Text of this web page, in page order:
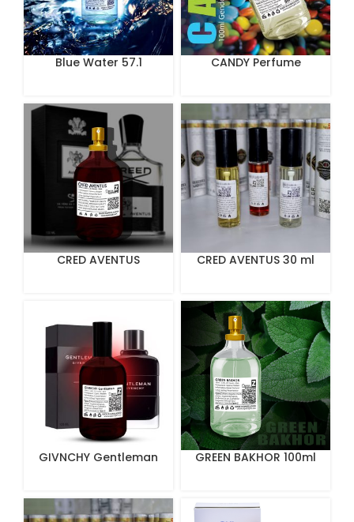
Blue Water 57.1
CANDY Perfume
CRED AVENTUS CRED AVENTUS 30 ml
GIVNCHY Gentleman GREEN BAKHOR 100ml